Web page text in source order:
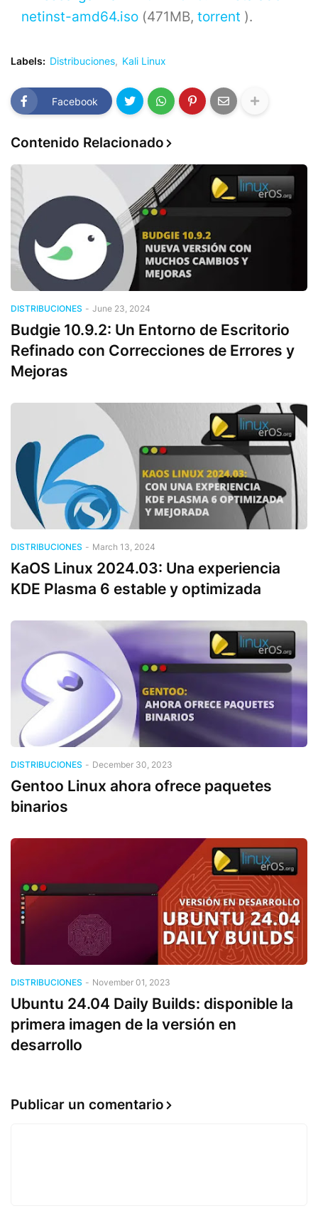
netinst-amd64.iso (471MB, torrent ).
Labels: Distribuciones Kali Linux
Facebook
Contenido Relacionado
DISTRIBUCIONES - June 23, 2024
Budgie 10.9.2: Un Entorno de Escritorio
Refinado con Correcciones de Errores y
Mejoras
DISTRIBUCIONES - March 13, 2024
KaOS Linux 2024.03: Una experiencia
KDE Plasma 6 estable y optimizada
DISTRIBUCIONES - December 30, 2023
Gentoo Linux ahora ofrece paquetes
binarios
DISTRIBUCIONES - November 01, 2023
Ubuntu 24.04 Daily Builds: disponible la
primera imagen de la versión en
desarrollo
Publicar un comentario